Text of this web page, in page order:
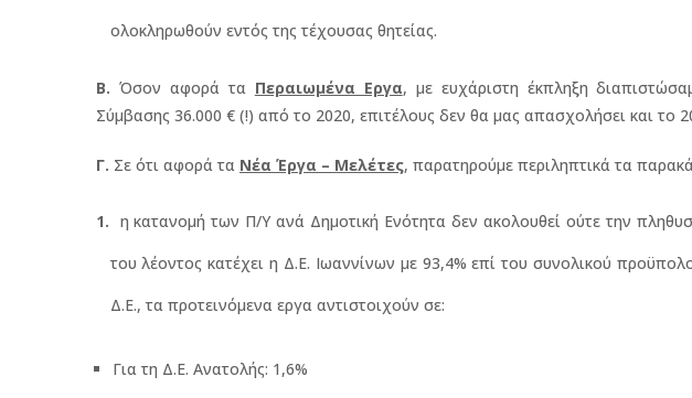
ολοκληρωθούν εντός της τέχουσας θητείας.
Β. Όσον αφορά τα Περαιωμένα Εργα, με ευχάριστη έκπληξη
Σύμβασης 36.000 € (!) από το 2020, επιτέλους δεν θα μας απασχολήσει και το
Γ. Σε ότι αφορά τα Νέα Έργα – Μελέτες, παρατηρούμε περιληπτικά τα
η κατανομή των Π/Υ ανά Δημοτική Ενότητα δεν ακολουθεί ούτε την
του λέοντος κατέχει η Δ.Ε. Ιωαννίνων με 93,4% επί του συνολικού
Δ.Ε., τα προτεινόμενα εργα αντιστοιχούν σε:
Για τη Δ.Ε. Ανατολής: 1,6%